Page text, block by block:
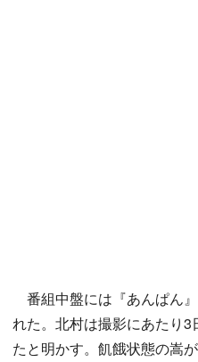
番組中盤には『あんぱん
れた。北村は撮影にあたり
たと明かす。飢餓状態の嵩